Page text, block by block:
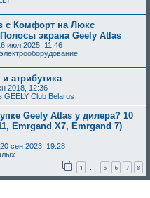
с Комфорт на Люкс
экрана Geely Atlas
июл 2025, 11:46
атрибутика
2018, 12:36
GEELY Club Belarus
Geely Atlas у дилера? 10
Emrgand X7, Emrgand 7)
20 сен 2023, 19:28
1 … 5 6 7 8